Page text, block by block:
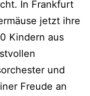
In Frankfurt
jetzt ihre
Kindern aus
und
Freude an